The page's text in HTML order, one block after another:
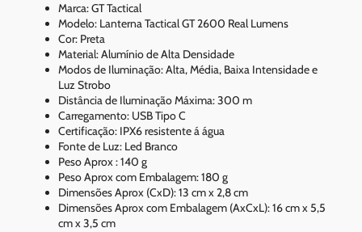
Marca: GT Tactical
Modelo: Lanterna Tactical GT 2600 Real Lumens
Cor: Preta
Material: Alumínio de Alta Densidade
Modos de Iluminação: Alta, Média, Baixa Intensidade e
Luz Strobo
Distância de Iluminação Máxima: 300 m
Carregamento: USB Tipo C
Certificação: IPX6 resistente á água
Fonte de Luz: Led Branco
Peso Aprox : 140 g
Peso Aprox com Embalagem: 180 g
Dimensões Aprox (CxD): 13 cm x 2,8 cm
Dimensões Aprox com Embalagem (AxCxL): 16 cm x 5,5
cm x 3,5 cm